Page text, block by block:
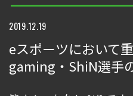
2019.12.19
eスポーツにおいて
gaming・ShiN選手